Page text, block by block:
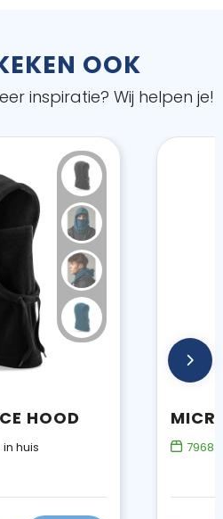
OOK
inspiratie? Wij helpen je!
HOOD
huis
7968